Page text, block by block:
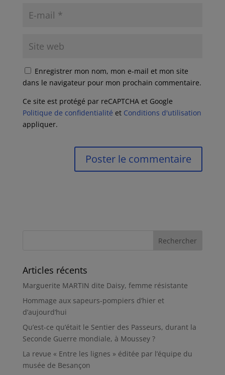
Enregistrer mon nom, mon e-mail et mon site
dans le navigateur pour mon prochain commentaire.
Ce site est protégé par reCAPTCHA et Google
Politique de confidentialité et Conditions d'utilisation
appliquer.
Articles récents
Marguerite MARTIN dite Daisy, femme résistante
Hommage aux sapeurs-pompiers d’hier et
d’aujourd’hui
Qu’est-ce qu’était le Sentier des Passeurs, durant la
Seconde Guerre mondiale, à Moussey ?
La revue « Entre les lignes » éditée par l’équipe du
musée de Besançon